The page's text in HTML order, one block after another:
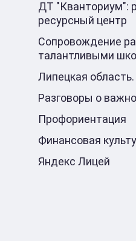
ДТ "Кванториум":
ресурсный центр
Сопровождение
талантливыми
Липецкая
Разговоры о
Профориентация
Финансовая
Яндекс Лицей